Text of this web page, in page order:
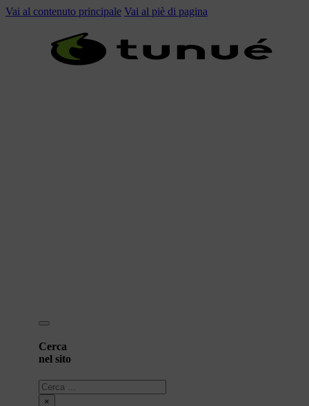
Vai al contenuto principale Vai al piè di pagina
Cerca
nel sito
Cerca
×